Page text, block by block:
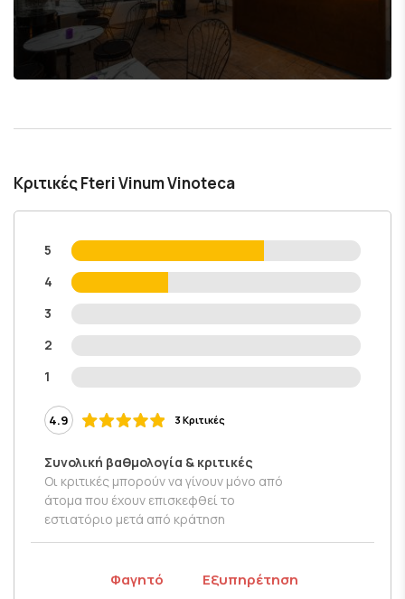
Κριτικές Fteri Vinum Vinoteca
5
4
3
2
1
4.9 3 Κριτικές
Συνολική βαθμολογία & κριτικές
Οι κριτικές μπορούν να γίνουν μόνο από
άτομα που έχουν επισκεφθεί το
εστιατόριο μετά από κράτηση
Φαγητό Εξυπηρέτηση